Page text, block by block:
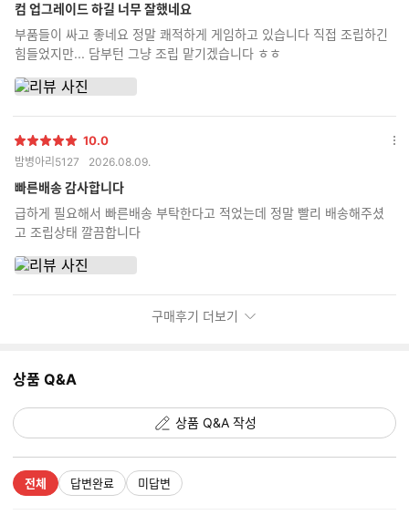
컴 업그레이드 하길 너무 잘했네요
부품들이 싸고 좋네요 정말 쾌적하게 게임하고 있습니다 직접 조립하긴
힘들었지만... 담부턴 그냥 조립 맡기겠습니다 ㅎㅎ
별
점
10.0
밤병아리5127 2026.08.09.
빠른배송 감사합니다
급하게 필요해서 빠른배송 부탁한다고 적었는데 정말 빨리 배송해주셨
고 조립상태 깔끔합니다
옵
구매후기 더보기
상품 Q&A
상품 Q&A 작성
전체 답변완료 미답변